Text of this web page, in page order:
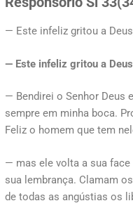
— Este infeliz gritou a
— Este infeliz gritou a
— Bendirei o Senhor Deus
sempre em minha boca.
Feliz o homem que tem
— mas ele volta a sua face
sua lembrança. Clamam
de todas as angústias os